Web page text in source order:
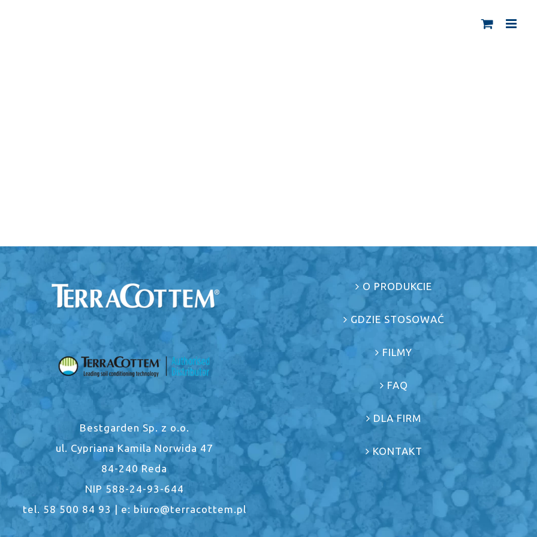
Bestgarden Sp. z o.o.
ul. Cypriana Kamila Norwida 47
84-240 Reda
NIP 588-24-93-644
tel. 58 500 84 93 | e: biuro@terracottem.pl
O PRODUKCIE
GDZIE STOSOWAĆ
FILMY
FAQ
DLA FIRM
KONTAKT